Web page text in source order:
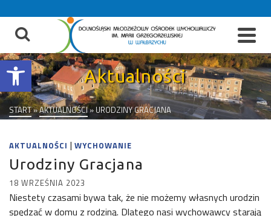
Otwórz pasek narzędzi
treści
Aktualności
START»AKTUALNOŚCI» URODZINY GRACJANA
AKTUALNOŚCI | WYCHOWANIE
Urodziny Gracjana
18 WRZEŚNIA 2023
Niestety czasami bywa tak, że nie możemy własnych urodzin
spędzać w domu z rodziną. Dlatego nasi wychowawcy starają